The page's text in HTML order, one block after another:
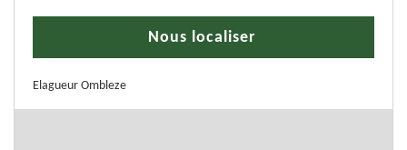
Nous localiser
Elagueur Ombleze